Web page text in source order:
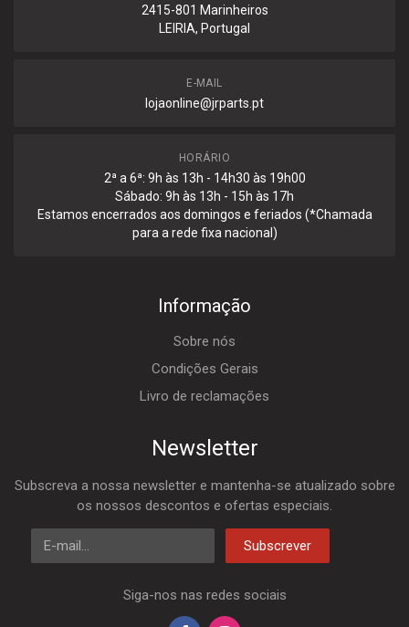
2415-801 Marinheiros
LEIRIA, Portugal
E-MAIL
lojaonline@jrparts.pt
HORÁRIO
2ª a 6ª: 9h às 13h - 14h30 às 19h00
Sábado: 9h às 13h - 15h às 17h
Estamos encerrados aos domingos e feriados (*Chamada
para a rede fixa nacional)
Informação
Sobre nós
Condições Gerais
Livro de reclamações
Newsletter
Subscreva a nossa newsletter e mantenha-se atualizado sobre
os nossos descontos e ofertas especiais.
E-mail
Subscrever
Siga-nos nas redes sociais